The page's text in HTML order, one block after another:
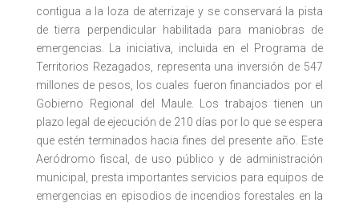
contigua a la loza de aterrizaje y se conservará la pista
de tierra perpendicular habilitada para maniobras de
emergencias. La iniciativa, incluida en el Programa de
Territorios Rezagados, representa una inversión de 547
millones de pesos, los cuales fueron financiados por el
Gobierno Regional del Maule. Los trabajos tienen un
plazo legal de ejecución de 210 días por lo que se espera
que estén terminados hacia fines del presente año. Este
Aeródromo fiscal, de uso público y de administración
municipal, presta importantes servicios para equipos de
emergencias en episodios de incendios forestales en la